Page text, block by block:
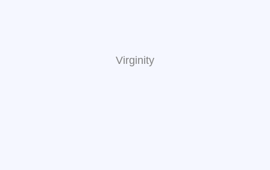
Virginity